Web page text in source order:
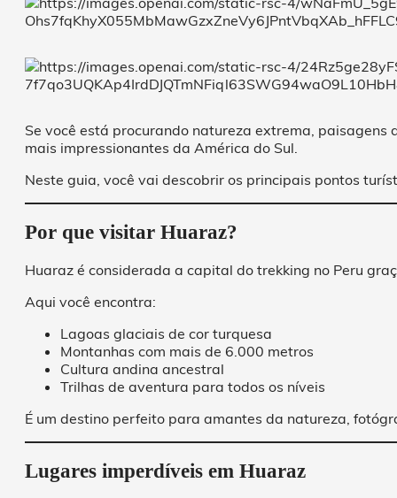
Se você está procurando natureza extrema,
mais impressionantes da América do Sul.
Neste guia, você vai descobrir os principais pontos
Por que visitar Huaraz?
Huaraz é considerada a capital do trekking no Peru
Aqui você encontra:
Lagoas glaciais de cor turquesa
Montanhas com mais de 6.000 metros
Cultura andina ancestral
Trilhas de aventura para todos os níveis
É um destino perfeito para amantes da natureza,
Lugares imperdíveis em Huaraz